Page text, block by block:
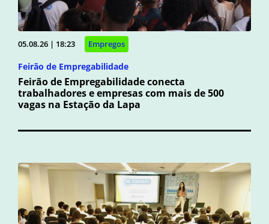
05.08.26 | 18:23 Empregos
Feirão de Empregabilidade
Feirão de Empregabilidade conecta
trabalhadores e empresas com mais de 500
vagas na Estação da Lapa